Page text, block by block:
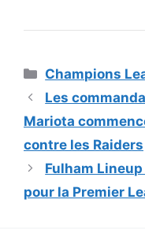
Catégories
Champions
Les
Mariota
contre les Raiders
Fulham
pour la Premier